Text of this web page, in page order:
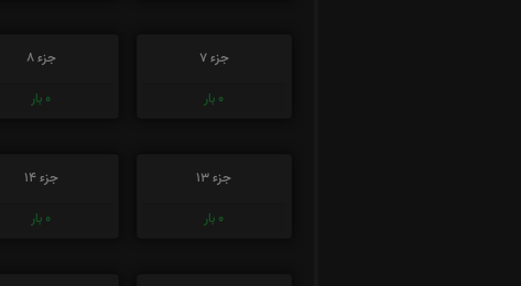
جزء 7
0 بار
جزء 8
0 بار
جزء 13
0 بار
جزء 14
0 بار